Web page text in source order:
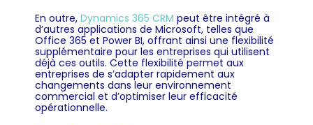
En outre, Dynamics 365 CRM peut être intégré à
d’autres applications de Microsoft, telles que
Office 365 et Power BI, offrant ainsi une flexibilité
supplémentaire pour les entreprises qui utilisent
déjà ces outils. Cette flexibilité permet aux
entreprises de s’adapter rapidement aux
changements dans leur environnement
commercial et d’optimiser leur efficacité
opérationnelle.